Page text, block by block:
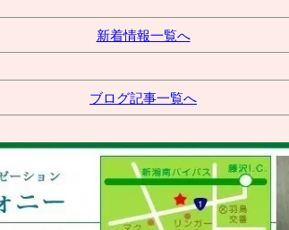
新着情報一覧へ
ブログ記事一覧へ